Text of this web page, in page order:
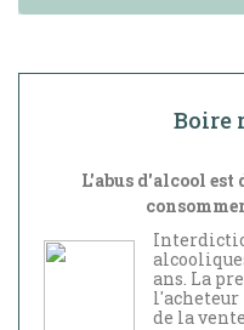
Boire
L'abus d'alcool est
ans. La
l'acheteur
de la